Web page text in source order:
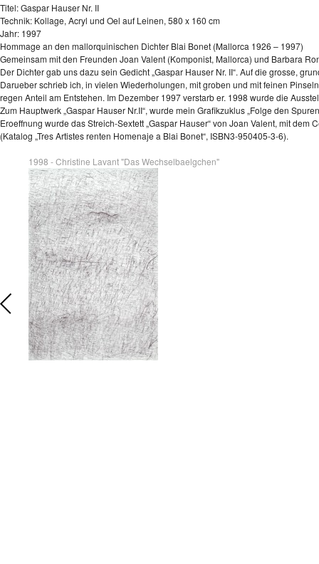
Titel: Gaspar Hauser Nr. II
Technik: Kollage, Acryl und Oel auf Leinen, 580 x 160 cm
Jahr: 1997
Hommage an den mallorquinischen Dichter Blai Bonet (Mallorca 1926 – 1997)
Gemeinsam mit den Freunden Joan Valent (Komponist, Mallorca) und Barbara
Der Dichter gab uns dazu sein Gedicht „Gaspar Hauser Nr. II“. Auf die grosse,
Darueber schrieb ich, in vielen Wiederholungen, mit groben und mit feinen
regen Anteil am Entstehen. Im Dezember 1997 verstarb er. 1998 wurde die
Zum Hauptwerk „Gaspar Hauser Nr.II“, wurde mein Grafikzuklus „Folge den
Eroeffnung wurde das Streich-Sextett „Gaspar Hauser“ von Joan Valent, mit
(Katalog „Tres Artistes renten Homenaje a Blai Bonet“, ISBN3-950405-3-6).
1998 - Christine Lavant "Das Wechselbaelgchen"